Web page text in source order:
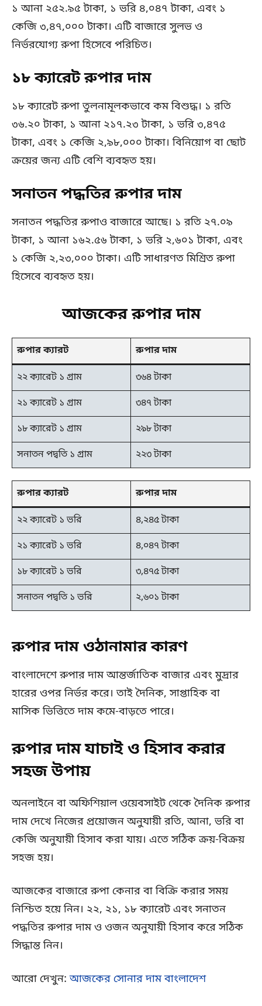
১ আনা ২৫২.৯৫ টাকা, ১ ভরি ৪,০৪৭ টাকা, এবং ১
কেজি ৩,৪৭,০০০ টাকা। এটি বাজারে সুলভ ও
নির্ভরযোগ্য রুপা হিসেবে পরিচিত।
১৮ ক্যারেট রুপার দাম
১৮ ক্যারেট রুপা তুলনামূলকভাবে কম বিশুদ্ধ। ১ রতি
৩৬.২০ টাকা, ১ আনা ২১৭.২৩ টাকা, ১ ভরি ৩,৪৭৫
টাকা, এবং ১ কেজি ২,৯৮,০০০ টাকা। বিনিয়োগ বা ছোট
ক্রয়ের জন্য এটি বেশি ব্যবহৃত হয়।
সনাতন পদ্ধতির রুপার দাম
সনাতন পদ্ধতির রুপাও বাজারে আছে। ১ রতি ২৭.০৯
টাকা, ১ আনা ১৬২.৫৬ টাকা, ১ ভরি ২,৬০১ টাকা, এবং
১ কেজি ২,২৩,০০০ টাকা। এটি সাধারণত মিশ্রিত রুপা
হিসেবে ব্যবহৃত হয়।
আজকের রুপার দাম
রুপার ক্যারট রুপার দাম
২২ ক্যারেট ১ গ্রাম
৩৬৪ টাকা
২১ ক্যারেট ১ গ্রাম
৩৪৭ টাকা
১৮ ক্যারেট ১ গ্রাম
২৯৮ টাকা
সনাতন পদ্বতি ১ গ্রাম
২২৩ টাকা
রুপার ক্যারট রুপার দাম
২২ ক্যারেট ১ ভরি
৪,২৪৫ টাকা
২১ ক্যারেট ১ ভরি
৪,০৪৭ টাকা
১৮ ক্যারেট ১ ভরি
৩,৪৭৫ টাকা
সনাতন পদ্বতি ১ ভরি
২,৬০১ টাকা
রুপার দাম ওঠানামার কারণ
বাংলাদেশে রুপার দাম আন্তর্জাতিক বাজার এবং মুদ্রার
হারের ওপর নির্ভর করে। তাই দৈনিক, সাপ্তাহিক বা
মাসিক ভিত্তিতে দাম কমে-বাড়তে পারে।
রুপার দাম যাচাই ও হিসাব করার
সহজ উপায়
অনলাইনে বা অফিশিয়াল ওয়েবসাইট থেকে দৈনিক রুপার
দাম দেখে নিজের প্রয়োজন অনুযায়ী রতি, আনা, ভরি বা
কেজি অনুযায়ী হিসাব করা যায়। এতে সঠিক ক্রয়-বিক্রয়
সহজ হয়।
আজকের বাজারে রুপা কেনার বা বিক্রি করার সময়
নিশ্চিত হয়ে নিন। ২২, ২১, ১৮ ক্যারেট এবং সনাতন
পদ্ধতির রুপার দাম ও ওজন অনুযায়ী হিসাব করে সঠিক
সিদ্ধান্ত নিন।
আরো দেখুন:আজকের সোনার দাম বাংলাদেশ